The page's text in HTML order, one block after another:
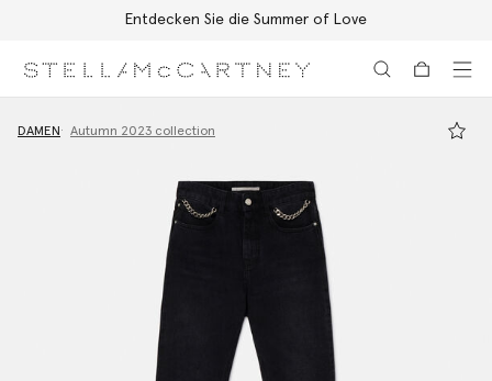
Entdecken Sie die Summer of Love
DAMEN Autumn 2023 collection